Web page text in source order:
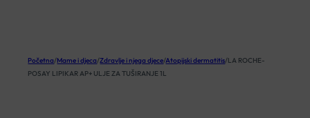
Početna/Mame i djeca/Zdravlje i njega djece/Atopijski dermatitis/LA ROCHE-
POSAY LIPIKAR AP+ ULJE ZA TUŠIRANJE 1L